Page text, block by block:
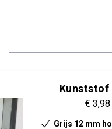
€ 3,98
Grijs 12 mm